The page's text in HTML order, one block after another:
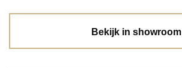
Bekijk in showroom